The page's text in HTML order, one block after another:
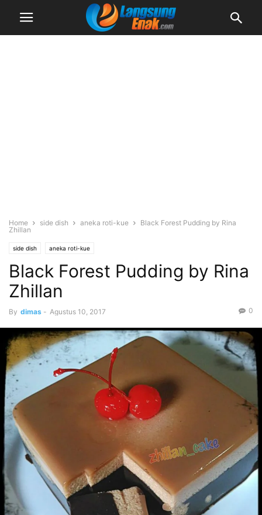
Home side dish aneka roti-kue
Black Forest Pudding by Rina
Zhillan
side dish aneka roti-kue
Black Forest Pudding by Rina
Zhillan
By dimas - Agustus 10, 2017 0